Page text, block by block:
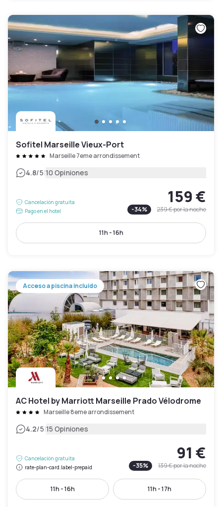
Sofitel Marseille Vieux-Port
Marseille 7eme arrondissement
4.8/5|10 Opiniones
Cancelación gratuita
Pago en el hotel
159 €
-34% 239 €por la noche
11h - 16h
Acceso a piscina incluido
AC Hotel by Marriott Marseille Prado Vélodrome
Marseille 8eme arrondissement
4.2/5|15 Opiniones
Cancelación gratuita
rate-plan-card.label-prepaid
91 €
-35% 139 €por la noche
11h - 16h 11h - 17h